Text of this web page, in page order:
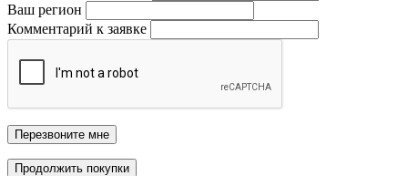
Ваш регион
Комментарий к заявке
Перезвоните мне
Продолжить покупки